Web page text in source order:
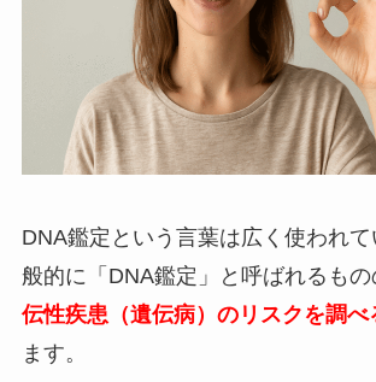
DNA鑑定という言葉は広く使われ
般的に「DNA鑑定」と呼ばれるもの
伝性疾患（遺伝病）のリスクを調べ
ます。